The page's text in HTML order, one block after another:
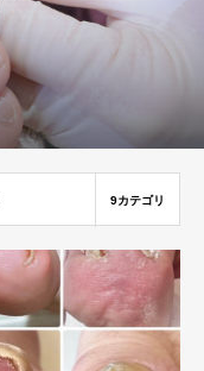
9カテゴリ